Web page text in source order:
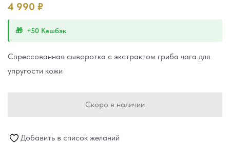
4 990 ₽
+50 Кешбэк
Спрессованная сыворотка с экстрактом гриба чага для
упругости кожи
Скоро в наличии
Добавить в список желаний